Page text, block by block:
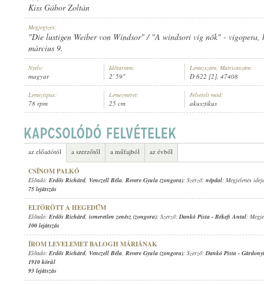
ELŐADÓ: ERDŐS RICHÁRD,ISMERETLEN ZENÉSZ (ZONGORA)
LEMEZSZÁM:
Kiss Gábor Zoltán
Megjegyzés:
"Die lustigen Weiber von Windsor" / "A windsori víg nők" - vígopera,
március 9.
Nyelv:
magyar
Időtartam:
2' 59"
Lemezszám, Matricaszám:
D 622 [2], 47408
Lemeztípus:
78 rpm
Lemezméret:
25 cm
Felvételi mód:
akusztikus
az előadótól a szerzőtől a műfajból az évből
CSÍNOM PALKÓ
Előadó: Erdős Richárd, Venczell Béla, Revere Gyula (zongora); Szerző: népdal; Megjelenés
75 lejátszás
ELTÖRÖTT A HEGEDŰM
Előadó: Erdős Richárd, ismeretlen zenész (zongora); Szerző:Dankó Pista - Békefi Antal;
100 lejátszás
ÍROM LEVELEMET BALOGH MÁRIÁNAK
Előadó: Erdős Richárd, Venczell Béla, Revere Gyula (zongora); Szerző:Dankó Pista -
1910 körül
93 lejátszás